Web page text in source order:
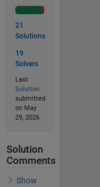
21
Solutions
19
Solvers
Last
Solution
submitted
on May
29, 2026
Solution
Comments
Show